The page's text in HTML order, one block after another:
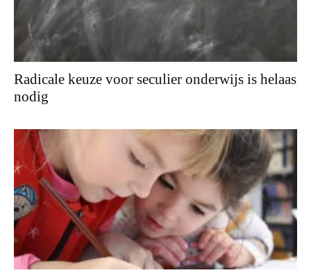
Radicale keuze voor seculier onderwijs is helaas
nodig